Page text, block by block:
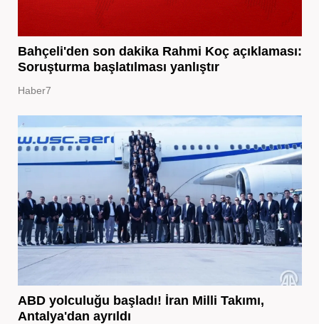
Bahçeli'den son dakika Rahmi Koç açıklaması:
Soruşturma başlatılması yanlıştır
Haber7
ABD yolculuğu başladı! İran Milli Takımı,
Antalya'dan ayrıldı